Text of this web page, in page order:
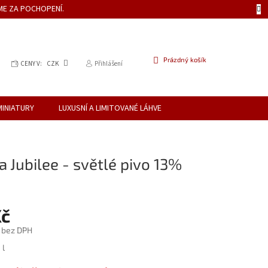
ZA POCHOPENÍ.
CENY V: CZK Přihlášení
NÁKUPNÍ
Prázdný košík
LUXUSNÍ A LIMITOVANÉ LÁHVE
Jubilee - světlé pivo 13%
DPH
l